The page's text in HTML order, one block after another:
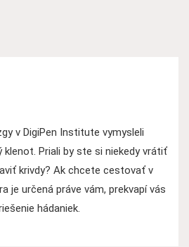
v DigiPen Institute vymysleli
Priali by ste si niekedy vrátiť
krivdy? Ak chcete cestovať v
je určená práve vám, prekvapí vás
hádaniek.